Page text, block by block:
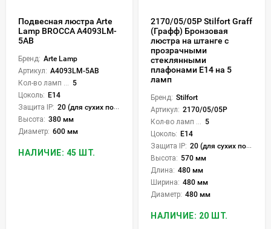
Подвесная люстра Arte
Lamp BROCCA A4093LM-
5AB
Бренд: Arte Lamp
Артикул: A4093LM-5AB
5
Цоколь: E14
Защита IP: 20 (для сухих пом.)
Высота: 380 мм
Диаметр: 600 мм
НАЛИЧИЕ: 45 ШТ.
2170/05/05P Stilfort Graff
(Графф) Бронзовая
люстра на штанге с
прозрачными
стеклянными
плафонами E14 на 5
ламп
Бренд: Stilfort
Артикул: 2170/05/05P
5
Цоколь: E14
Защита IP: 20 (для сухих пом.)
Высота: 570 мм
Длина: 480 мм
Ширина: 480 мм
Диаметр: 480 мм
НАЛИЧИЕ: 20 ШТ.